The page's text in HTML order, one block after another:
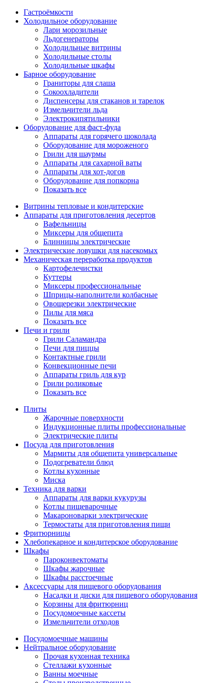
Гастроёмкости
Холодильное оборудование
Лари морозильные
Льдогенераторы
Холодильные витрины
Холодильные столы
Холодильные шкафы
Барное оборудование
Граниторы для слаша
Сокоохладители
Диспенсеры для стаканов и тарелок
Измельчители льда
Электрокипятильники
Оборудование для фаст-фуда
Аппараты для горячего шоколада
Оборудование для мороженого
Грили для шаурмы
Аппараты для сахарной ваты
Аппараты для хот-догов
Оборудование для попкорна
Показать все
Витрины тепловые и кондитерские
Аппараты для приготовления десертов
Вафельницы
Миксеры для общепита
Блинницы электрические
Электрические ловушки для насекомых
Механическая переработка продуктов
Картофелечистки
Куттеры
Миксеры профессиональные
Шприцы-наполнители колбасные
Овощерезки электрические
Пилы для мяса
Показать все
Печи и грили
Грили Саламандра
Печи для пиццы
Контактные грили
Конвекционные печи
Аппараты гриль для кур
Грили роликовые
Показать все
Плиты
Жарочные поверхности
Индукционные плиты профессиональные
Электрические плиты
Посуда для приготовления
Мармиты для общепита универсальные
Подогреватели блюд
Котлы кухонные
Миска
Техника для варки
Аппараты для варки кукурузы
Котлы пищеварочные
Макароноварки электрические
Термостаты для приготовления пищи
Фритюрницы
Хлебопекарное и кондитерское оборудование
Шкафы
Пароконвектоматы
Шкафы жарочные
Шкафы расстоечные
Аксессуары для пищевого оборудования
Насадки и диски для пищевого оборудования
Корзины для фритюрниц
Посудомоечные кассеты
Измельчители отходов
Посудомоечные машины
Нейтральное оборудование
Прочая кухонная техника
Стеллажи кухонные
Ванны моечные